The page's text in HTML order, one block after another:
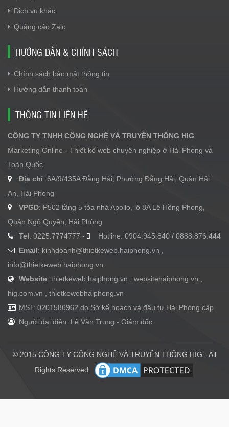
Dịch vụ khác
Quảng cáo Zalo
HƯỚNG DẪN & CHÍNH SÁCH
Chính sách bảo mật thông tin
Hướng dẫn thanh toán
THÔNG TIN LIÊN HỆ
CÔNG TY TNHH CÔNG NGHỆ VÀ TRUYỀN THÔNG HIG
Marketing Online - Thiết kế web chuyên nghiệp ở Hải Phòng và
Toàn Quốc
Địa chỉ: 6A/9/435A Đằng Hải, Phường Đằng Hải, Quận Hải
An, Hải Phòng
VPGD: P502 tầng 5 tòa nhà Apollo, lô 8A Lê Hồng Phong,
Quận Ngô Quyền, Hải Phòng
Tel: 0225.7774777 -
Hotline: 0904.945.840 / 0888.876.444
Email: kinhdoanh@thietkeweb.haiphong.vn
info@thietkeweb.haiphong.vn
Website: thietkeweb.haiphong.vn , websitehaiphong.vn ,
hig.com.vn , thietkewebhaiphong.vn
MST: 0201586962 do Sở kế hoạch và đầu tư Hải Phòng cấp
Người đại diện: Lê Văn Trung - Giám đốc
© 2015 CÔNG TY CÔNG NGHỆ VÀ TRUYỀN THÔNG HIG - All
Rights Reserved.